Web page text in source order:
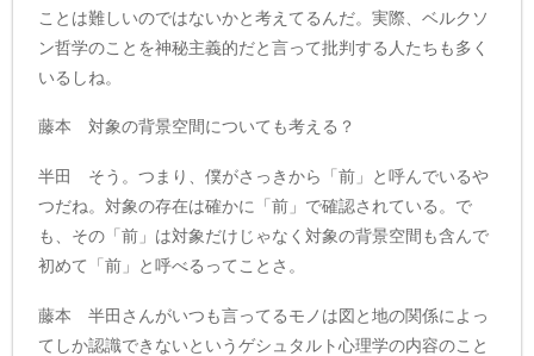
ことは難しいのではないかと考えてるんだ。実際、ベルクソ
ン哲学のことを神秘主義的だと言って批判する人たちも多く
いるしね。
藤本 対象の背景空間についても考える？
半田 そう。つまり、僕がさっきから「前」と呼んでいるや
つだね。対象の存在は確かに「前」で確認されている。で
も、その「前」は対象だけじゃなく対象の背景空間も含んで
初めて「前」と呼べるってことさ。
藤本 半田さんがいつも言ってるモノは図と地の関係によっ
てしか認識できないというゲシュタルト心理学の内容のこと